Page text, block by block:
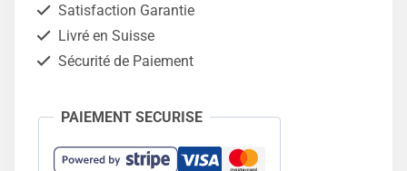
compacte
Satisfaction Garantie
Livré en Suisse
Sécurité de Paiement
PAIEMENT SECURISE